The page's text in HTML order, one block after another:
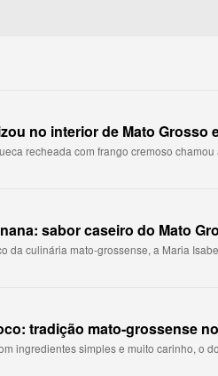
no interior de Mato Grosso
recheada com frango cremoso
sabor caseiro do Mato
da culinária mato-grossense, a Maria
tradição mato-grossense
ingredientes simples e muito carinho, o